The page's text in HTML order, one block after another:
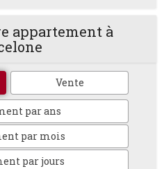
appartement à
Vente
par ans
par mois
par jours